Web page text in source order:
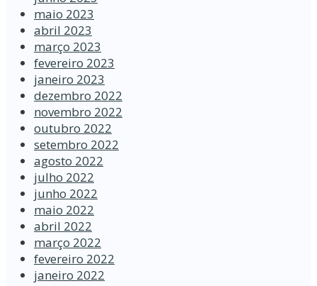
maio 2023
abril 2023
março 2023
fevereiro 2023
janeiro 2023
dezembro 2022
novembro 2022
outubro 2022
setembro 2022
agosto 2022
julho 2022
junho 2022
maio 2022
abril 2022
março 2022
fevereiro 2022
janeiro 2022